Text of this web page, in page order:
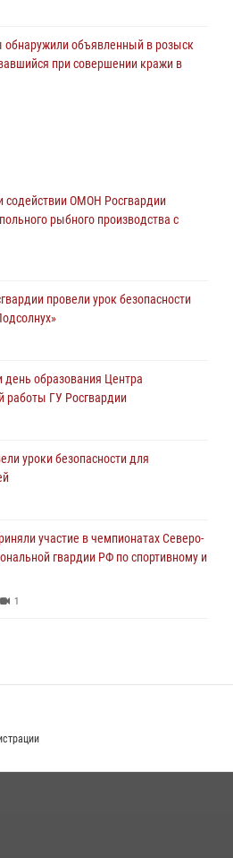
обнаружили объявленный в розыск
при совершении кражи в
пострадавшим
1
в Большом семейном фестивале
Росгвардии обнаружили
слуха и помогли ему вернуться
СОБР Росгвардии задержаны
действиях
участие в чемпионатах Северо-
гвардии РФ по спортивному и
1
содействии ОМОН Росгвардии
рыбного производства с
провели урок безопасности
день образования Центра
работы ГУ Росгвардии
уроки безопасности для
участие в чемпионатах Северо-
гвардии РФ по спортивному и
1
задержали хулигана,
пистолетом